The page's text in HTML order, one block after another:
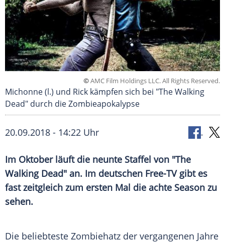
©AMC Film Holdings LLC. All Rights Reserved.
Michonne (l.) und Rick kämpfen sich bei "The Walking
Dead" durch die Zombieapokalypse
20.09.2018 - 14:22 Uhr
Im Oktober läuft die neunte Staffel von "The
Walking Dead" an. Im deutschen Free-TV gibt es
fast zeitgleich zum ersten Mal die achte Season zu
sehen.
Die beliebteste Zombiehatz der vergangenen Jahre